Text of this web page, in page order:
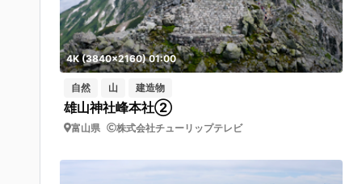
4K (3840x2160) 01:00
自然 山 建造物
雄山神社峰本社②
富山県 株式会社チューリップテレビ